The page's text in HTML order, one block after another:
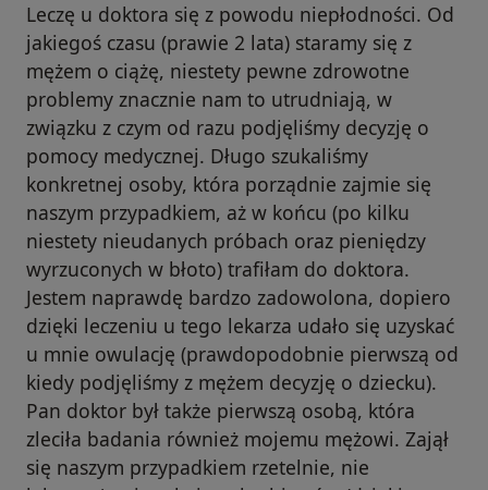
Leczę u doktora się z powodu niepłodności. Od
jakiegoś czasu (prawie 2 lata) staramy się z
mężem o ciążę, niestety pewne zdrowotne
problemy znacznie nam to utrudniają, w
związku z czym od razu podjęliśmy decyzję o
pomocy medycznej. Długo szukaliśmy
konkretnej osoby, która porządnie zajmie się
naszym przypadkiem, aż w końcu (po kilku
niestety nieudanych próbach oraz pieniędzy
wyrzuconych w błoto) trafiłam do doktora.
Jestem naprawdę bardzo zadowolona, dopiero
dzięki leczeniu u tego lekarza udało się uzyskać
u mnie owulację (prawdopodobnie pierwszą od
kiedy podjęliśmy z mężem decyzję o dziecku).
Pan doktor był także pierwszą osobą, która
zleciła badania również mojemu mężowi. Zajął
się naszym przypadkiem rzetelnie, nie